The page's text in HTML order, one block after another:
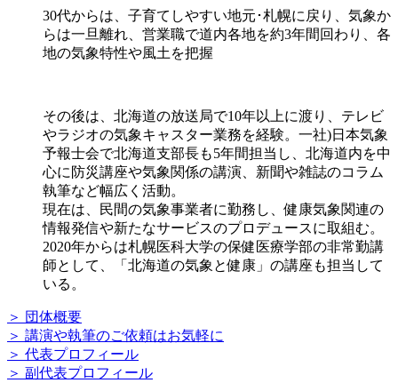
30代からは、子育てしやすい地元･札幌に戻り、気象か
らは一旦離れ、営業職で道内各地を約3年間回わり、各
地の気象特性や風土を把握
その後は、北海道の放送局で10年以上に渡り、テレビ
やラジオの気象キャスター業務を経験。一社)日本気象
予報士会で北海道支部⾧も5年間担当し、北海道内を中
心に防災講座や気象関係の講演、新聞や雑誌のコラム
執筆など幅広く活動。
現在は、民間の気象事業者に勤務し、健康気象関連の
情報発信や新たなサービスのプロデュースに取組む。
2020年からは札幌医科大学の保健医療学部の非常勤講
師として、「北海道の気象と健康」の講座も担当して
いる。
＞ 団体概要
＞ 講演や執筆のご依頼はお気軽に
＞ 代表プロフィール
＞ 副代表プロフィール